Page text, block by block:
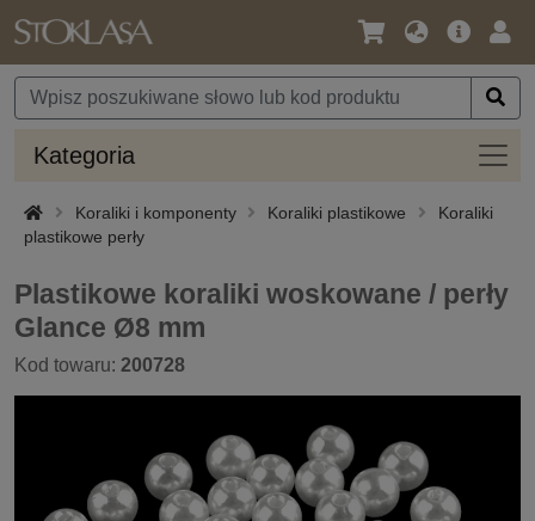
Język
Waluta
Oferta
Kategoria
Koraliki i komponenty Koraliki plastikowe
Koraliki
plastikowe perły
Plastikowe koraliki woskowane / perły
Glance Ø8 mm
Kod towaru: 200728